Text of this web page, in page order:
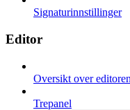
Signaturinnstillinger
Editor
Oversikt over editoren
Trepanel